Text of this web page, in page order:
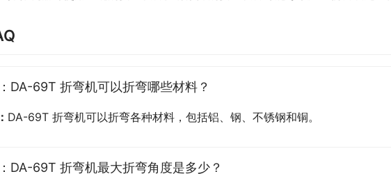
DA-69T 折弯机可以折弯哪些材料？
DA-69T 折弯机可以折弯各种材料，包括铝、钢、不锈钢和铜。
DA-69T 折弯机最大折弯角度是多少？